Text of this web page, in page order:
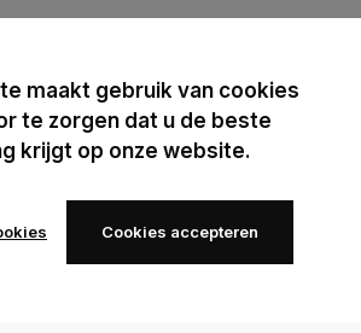
maakt gebruik van cookies
te zorgen dat u de beste
krijgt op onze website.
Cookies accepteren